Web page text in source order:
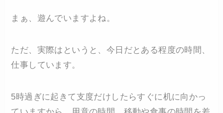
まぁ、遊んでいますよね。
ただ、実際はというと、今日だとある程度の時間、
仕事しています。
5時過ぎに起きて支度だけしたらすぐに机に向かっ